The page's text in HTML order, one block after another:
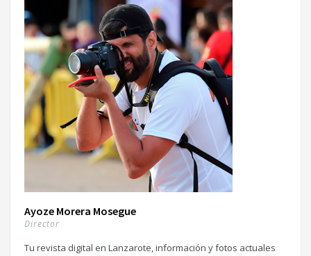
Ayoze Morera Mosegue
Director
Tu revista digital en Lanzarote, información y fotos actuales